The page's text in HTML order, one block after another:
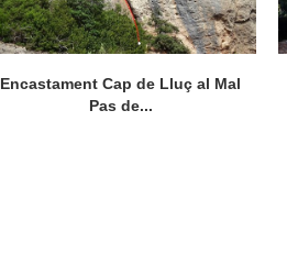
Encastament Cap de Lluç al Mal
Pas de...